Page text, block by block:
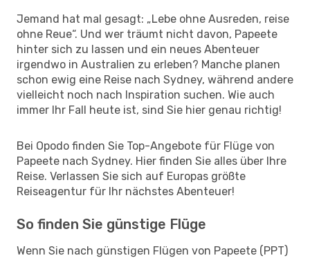
Jemand hat mal gesagt: „Lebe ohne Ausreden, reise
ohne Reue“. Und wer träumt nicht davon, Papeete
hinter sich zu lassen und ein neues Abenteuer
irgendwo in Australien zu erleben? Manche planen
schon ewig eine Reise nach Sydney, während andere
vielleicht noch nach Inspiration suchen. Wie auch
immer Ihr Fall heute ist, sind Sie hier genau richtig!
Bei Opodo finden Sie Top-Angebote für Flüge von
Papeete nach Sydney. Hier finden Sie alles über Ihre
Reise. Verlassen Sie sich auf Europas größte
Reiseagentur für Ihr nächstes Abenteuer!
So finden Sie günstige Flüge
Wenn Sie nach günstigen Flügen von Papeete (PPT)